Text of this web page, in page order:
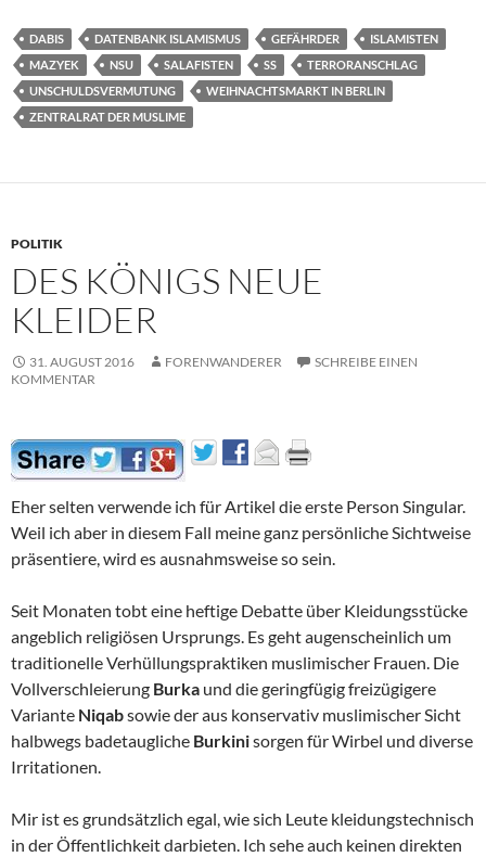
DABIS DATENBANK ISLAMISMUS GEFÄHRDER
ISLAMISTEN
MAZYEK
NSU SALAFISTEN SS
TERRORANSCHLAG
UNSCHULDSVERMUTUNG
WEIHNACHTSMARKT IN BERLIN
ZENTRALRAT DER MUSLIME
POLITIK
DES KÖNIGS NEUE
KLEIDER
31. AUGUST 2016 FORENWANDERER
SCHREIBE EINEN
KOMMENTAR
Eher selten verwende ich für Artikel die erste Person Singular.
Weil ich aber in diesem Fall meine ganz persönliche Sichtweise
präsentiere, wird es ausnahmsweise so sein.
Seit Monaten tobt eine heftige Debatte über Kleidungsstücke
angeblich religiösen Ursprungs. Es geht augenscheinlich um
traditionelle Verhüllungspraktiken muslimischer Frauen. Die
Vollverschleierung Burka und die geringfügig freizügigere
Variante Niqabsowie der aus konservativ muslimischer Sicht
halbwegs badetaugliche Burkinisorgen für Wirbel und diverse
Irritationen.
Mir ist es grundsätzlich egal, wie sich Leute kleidungstechnisch
in der Öffentlichkeit darbieten. Ich sehe auch keinen direkten